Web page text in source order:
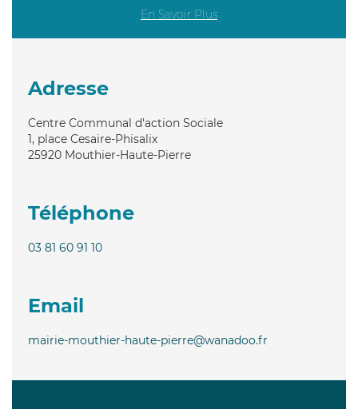
En Savoir Plus
Adresse
Centre Communal d'action Sociale
1, place Cesaire-Phisalix
25920 Mouthier-Haute-Pierre
Téléphone
03 81 60 91 10
Email
mairie-mouthier-haute-pierre@wanadoo.fr